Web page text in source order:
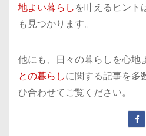
地よい暮らしを叶えるヒント
も見つかります。
他にも、日々の暮らしを心地
との暮らしに関する記事を多
ひ合わせてご覧ください。